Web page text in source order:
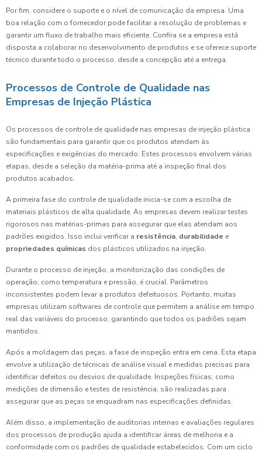
Por fim, considere o suporte e o nível de comunicação da empresa. Uma
boa relação com o fornecedor pode facilitar a resolução de problemas e
garantir um fluxo de trabalho mais eficiente. Confira se a empresa está
disposta a colaborar no desenvolvimento de produtos e se oferece suporte
técnico durante todo o processo, desde a concepção até a entrega.
Processos de Controle de Qualidade nas
Empresas de Injeção Plástica
Os processos de controle de qualidade nas empresas de injeção plástica
são fundamentais para garantir que os produtos atendam às
especificações e exigências do mercado. Estes processos envolvem várias
etapas, desde a seleção da matéria-prima até a inspeção final dos
produtos acabados.
A primeira fase do controle de qualidade inicia-se com a escolha de
materiais plásticos de alta qualidade. As empresas devem realizar testes
rigorosos nas matérias-primas para assegurar que elas atendam aos
padrões exigidos. Isso inclui verificar a resistência, durabilidade e
propriedades químicas dos plásticos utilizados na injeção.
Durante o processo de injeção, a monitorização das condições de
operação, como temperatura e pressão, é crucial. Parâmetros
inconsistentes podem levar a produtos defeituosos. Portanto, muitas
empresas utilizam softwares de controle que permitem a análise em tempo
real das variáveis do processo, garantindo que todos os padrões sejam
mantidos.
Após a moldagem das peças, a fase de inspeção entra em cena. Esta etapa
envolve a utilização de técnicas de análise visual e medidas precisas para
identificar defeitos ou desvios de qualidade. Inspeções físicas, como
medições de dimensão e testes de resistência, são realizadas para
assegurar que as peças se enquadram nas especificações definidas.
Além disso, a implementação de auditorias internas e avaliações regulares
dos processos de produção ajuda a identificar áreas de melhoria e a
conformidade com os padrões de qualidade estabelecidos. Com um ciclo